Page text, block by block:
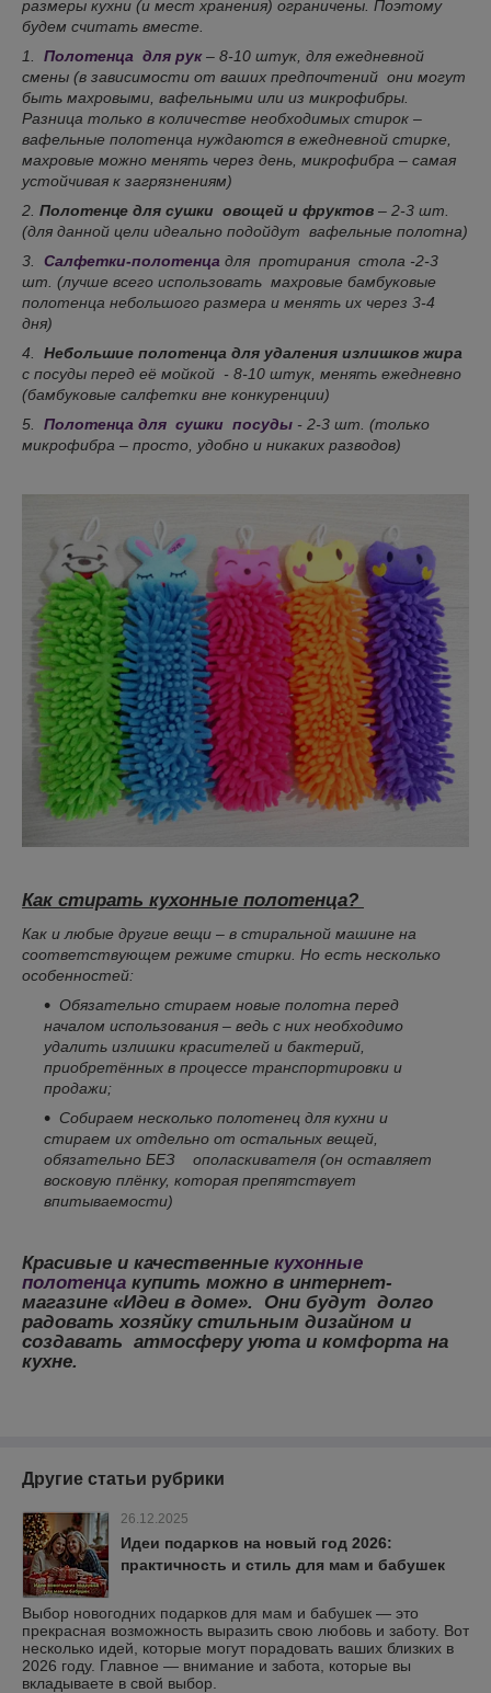
размеры кухни (и мест хранения) ограничены. Поэтому
будем считать вместе.
1. Полотенца для рук– 8-10 штук, для ежедневной
смены (в зависимости от ваших предпочтений они могут
быть махровыми, вафельными или из микрофибры.
Разница только в количестве необходимых стирок –
вафельные полотенца нуждаются в ежедневной стирке,
махровые можно менять через день, микрофибра – самая
устойчивая к загрязнениям)
2. Полотенце для сушки овощей и фруктов – 2-3 шт.
(для данной цели идеально подойдут вафельные полотна)
3. Салфетки-полотенца для протирания стола -2-3
шт. (лучше всего использовать махровые бамбуковые
полотенца небольшого размера и менять их через 3-4
дня)
4. Небольшие полотенца для удаления излишков жира
с посуды перед её мойкой - 8-10 штук, менять ежедневно
(бамбуковые салфетки вне конкуренции)
5. Полотенца для сушки посуды - 2-3 шт. (только
микрофибра – просто, удобно и никаких разводов)
Как стирать кухонные полотенца?
Как и любые другие вещи – в стиральной машине на
соответствующем режиме стирки. Но есть несколько
особенностей:
Обязательно стираем новые полотна перед
началом использования – ведь с них необходимо
удалить излишки красителей и бактерий,
приобретённых в процессе транспортировки и
продажи;
Собираем несколько полотенец для кухни и
стираем их отдельно от остальных вещей,
обязательно БЕЗ ополаскивателя (он оставляет
восковую плёнку, которая препятствует
впитываемости)
Красивые и качественные кухонные
полотенца купить можно в интернет-
магазине «Идеи в доме». Они будут долго
радовать хозяйку стильным дизайном и
создавать атмосферу уюта и комфорта на
кухне.
Другие статьи рубрики
26.12.2025
Идеи подарков на новый год 2026:
практичность и стиль для мам и бабушек
Выбор новогодних подарков для мам и бабушек — это
прекрасная возможность выразить свою любовь и заботу. Вот
несколько идей, которые могут порадовать ваших близких в
2026 году. Главное — внимание и забота, которые вы
вкладываете в свой выбор.